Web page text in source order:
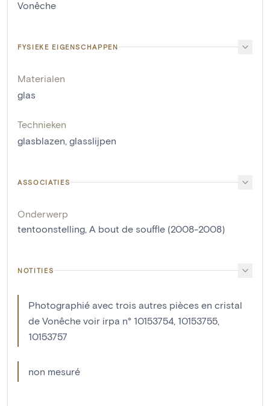
Vonêche
FYSIEKE EIGENSCHAPPEN
Materialen
glas
Technieken
glasblazen glasslijpen
ASSOCIATIES
Onderwerp
tentoonstelling, A bout de souffle (2008-2008)
NOTITIES
Photographié avec trois autres pièces en cristal
de Vonêche voir irpa n° 10153754, 10153755,
10153757
non mesuré